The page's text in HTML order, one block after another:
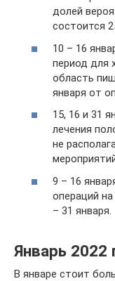
долей
состоится
10 – 16
период для
область
января от
15, 16 и 31
лечения
не
9 – 16
операций
– 31 января.
Январь 2022
В январе стоит